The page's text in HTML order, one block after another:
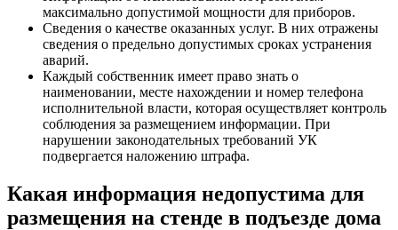
максимально допустимой мощности для приборов.
Сведения о качестве оказанных услуг. В них отражены
сведения о предельно допустимых сроках устранения
аварий.
Каждый собственник имеет право знать о
наименовании, месте нахождении и номер телефона
исполнительной власти, которая осуществляет контроль
соблюдения за размещением информации. При
нарушении законодательных требований УК
подвергается наложению штрафа.
Какая информация недопустима для
размещения на стенде в подъезде дома